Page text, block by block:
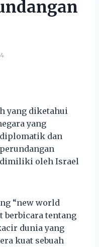
yang diketahui
yang
dan
dimiliki oleh Israel
“new world
berbicara tentang
dunia yang
kuat sebuah